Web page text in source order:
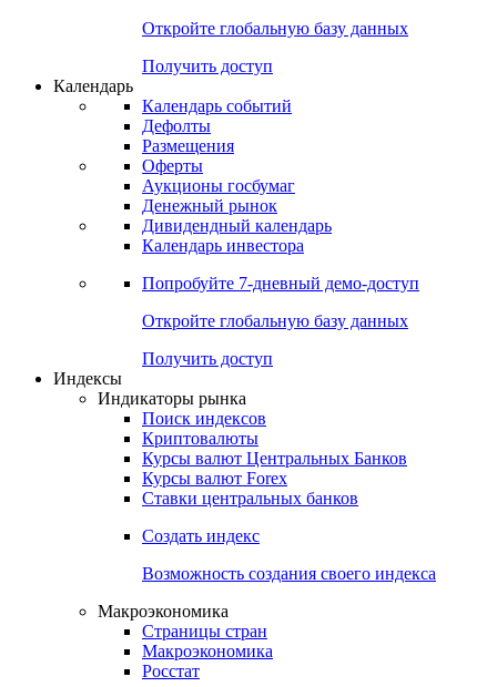
Корпоративные CDS
Попробуйте7-дневный
Откройте глобальную базу данных
Получить доступ
Календарь
Календарь событий
Дефолты
Размещения
Оферты
Денежный рынок
Календарь инвестора
Попробуйте7-дневный
Откройте глобальную базу данных
Получить доступ
Индикаторы рынка
Поиск индексов
Курсы валют Центральных Банков
Ставки центральных банков
Создать индекс
Возможность создания своего индекса